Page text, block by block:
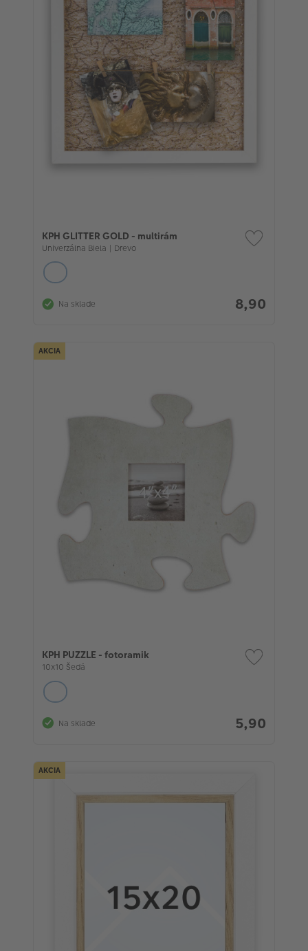
KPH GLITTER GOLD - multirám
Univerzálna Biela | Drevo
Na sklade 8,90
AKCIA
KPH PUZZLE - fotoramik
10x10 Šedá
Na sklade 5,90
AKCIA